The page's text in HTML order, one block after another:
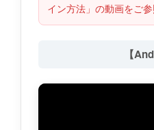
イン方法」の動画をご参
【